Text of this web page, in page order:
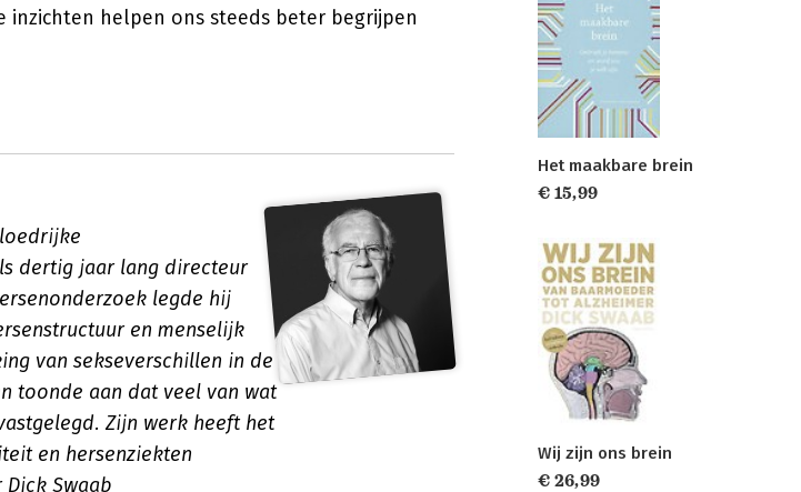
helpen ons steeds beter begrijpen
dertig jaar lang directeur
legde hij
en menselijk
van sekseverschillen in de
toonde aan dat veel van wat
Zijn werk heeft het
en hersenziekten
Swaab
Het maakbare brein
€ 15,99
Wij zijn ons brein
€ 26,99